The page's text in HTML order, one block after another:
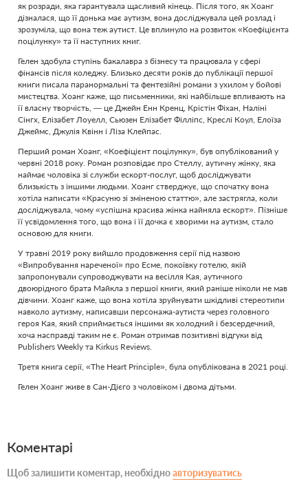
як розради, яка гарантувала щасливий кінець. Після того, як Хоанг
дізналася, що її донька має аутизм, вона досліджувала цей розлад і
зрозуміла, що вона теж аутист. Це вплинуло на розвиток «Коефіцієнта
поцілунку» та її наступних книг.
Гелен здобула ступінь бакалавра з бізнесу та працювала у сфері
фінансів після коледжу. Близько десяти років до публікації першої
книги писала паранормальні та фентезійні романи з ухилом у бойові
мистецтва. Хоанг каже, що письменники, які найбільше впливають на
її власну творчість, — це Джейн Енн Кренц, Крістін Фіхан, Наліні
Сінгх, Елізабет Лоуелл, Сьюзен Елізабет Філліпс, Креслі Коул, Елоїза
Джеймс, Джулія Квінн і Ліза Клейпас.
Перший роман Хоанг, «Коефіцієнт поцілунку», був опублікований у
червні 2018 року. Роман розповідає про Стеллу, аутичну жінку, яка
наймає чоловіка зі служби ескорт-послуг, щоб досліджувати
близькість з іншими людьми. Хоанг стверджує, що спочатку вона
хотіла написати «Красуню зі зміненою статтю», але застрягла, коли
досліджувала, чому «успішна красива жінка найняла ескорт». Пізніше
її усвідомлення того, що вона і її дочка є хворими на аутизм, стало
основою для книги.
У травні 2019 року вийшло продовження серії під назвою
«Випробування нареченої» про Есме, покоївку готелю, якій
запропонували супроводжувати на весілля Кая, аутичного
двоюрідного брата Майкла з першої книги, який раніше ніколи не мав
дівчини. Хоанг каже, що вона хотіла зруйнувати шкідливі стереотипи
навколо аутизму, написавши персонажа-аутиста через головного
героя Кая, який сприймається іншими як холодний і безсердечний,
хоча насправді таким не є. Роман отримав позитивні відгуки від
Publishers Weekly та Kirkus Reviews.
Третя книга серії, «The Heart Principle», була опублікована в 2021 році.
Гелен Хоанг живе в Сан-Дієго з чоловіком і двома дітьми.
Коментарі
Щоб залишити коментар, необхідноавторизуватись